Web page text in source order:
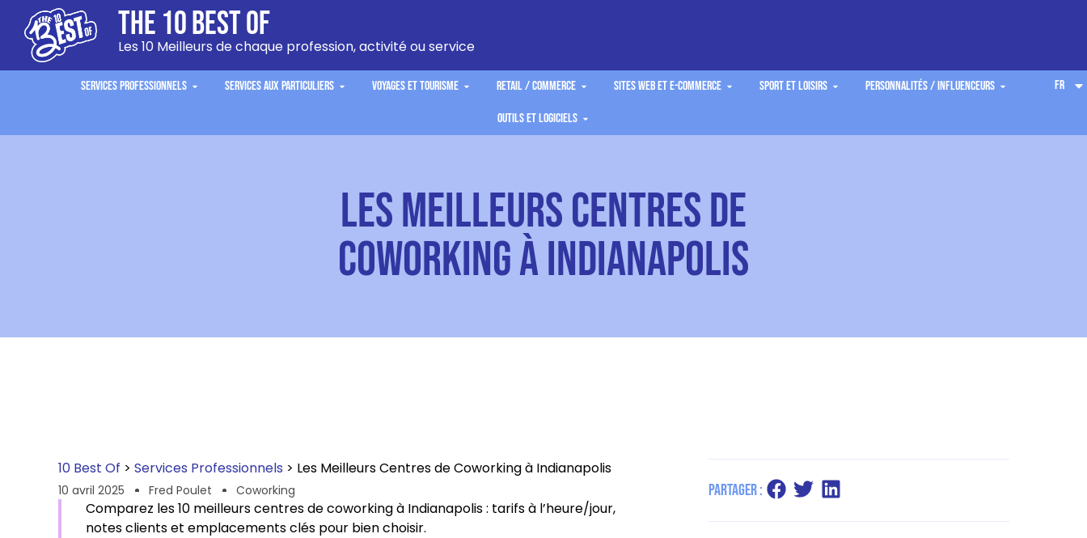
The 10 Best Of
Les 10 Meilleurs de chaque profession, activité ou service
Services Professionnels Services aux Particuliers Voyages et Tourisme Retail / Commerce Sites Web et E-commerce Sport et Loisirs Personnalités / Influenceurs
Outils et Logiciels
FR
Les Meilleurs Centres de
Coworking à Indianapolis
10 Best Of > Services Professionnels > Les Meilleurs Centres de Coworking à Indianapolis
10 avril 2025 Fred Poulet Coworking
Comparez les 10 meilleurs centres de coworking à Indianapolis : tarifs à l’heure/jour,
notes clients et emplacements clés pour bien choisir.
Partager :